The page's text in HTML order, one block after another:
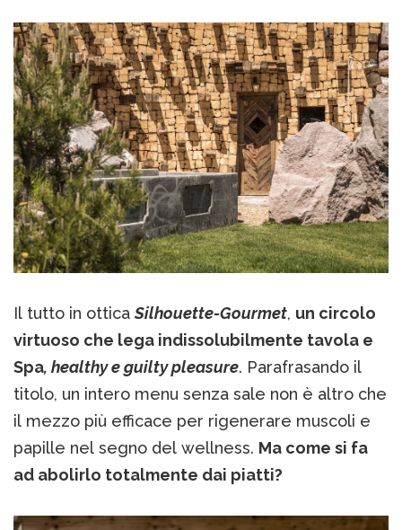
Il tutto in otticaSilhouette-Gourmet, un circolo
virtuoso che lega indissolubilmente tavola e
Spa, healthy e guilty pleasure. Parafrasando il
titolo, un intero menu senza sale non è altro che
il mezzo più efficace per rigenerare muscoli e
papille nel segno del wellness. Ma come si fa
ad abolirlo totalmente dai piatti?